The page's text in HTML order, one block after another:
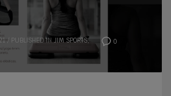
0
/ PUBLISHED IN JIM SPORTS,